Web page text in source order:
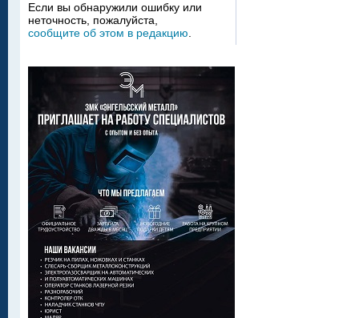
Если вы обнаружили ошибку или
неточность, пожалуйста,
сообщите об этом в редакцию